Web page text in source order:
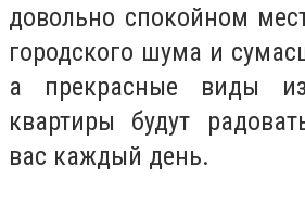
довольно спокойном
городского шума и
а прекрасные виды
квартиры будут
вас каждый день.